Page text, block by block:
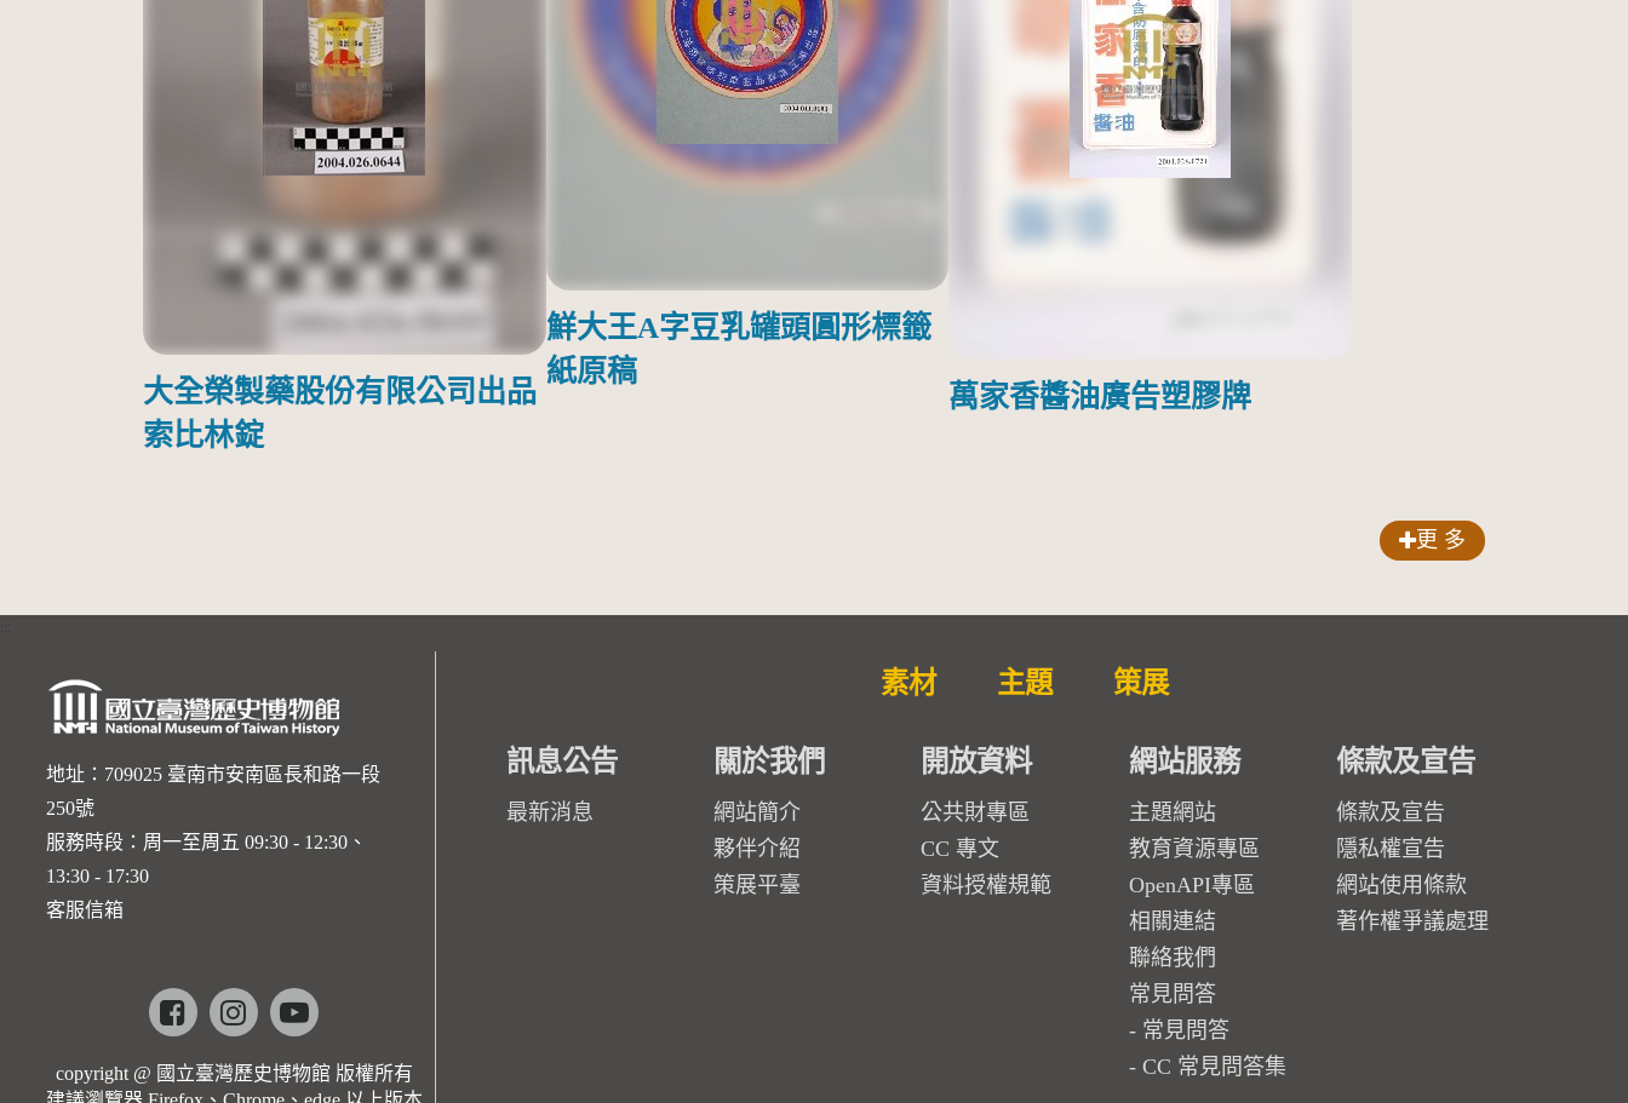
大全榮製藥股份有限公司出品
索比林錠
鮮大王A字豆乳罐頭圓形標籤
紙原稿
萬家香醬油廣告塑膠牌
更 多
地址：709025 臺南市安南區長和路一段
250號
服務時段：周一至周五 09:30 - 12:30、
13:30 - 17:30
客服信箱
Facebookinstagramyoutube
copyright @ 國立臺灣歷史博物館 版權所有
素材 主題 策展
訊息公告
最新消息
關於我們
網站簡介
夥伴介紹
策展平臺
開放資料
公共財專區
CC 專文
資料授權規範
網站服務
主題網站
教育資源專區
OpenAPI專區
相關連結
聯絡我們
常見問答
常見問答
CC 常見問答集
條款及宣告
條款及宣告
隱私權宣告
網站使用條款
著作權爭議處理